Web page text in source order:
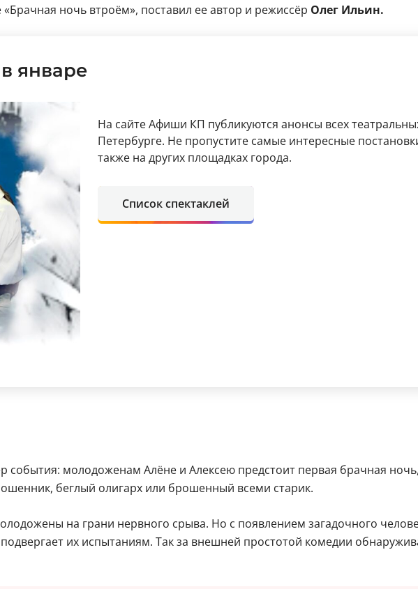
ночь втроём», поставил ее автор и режиссёр Олег Ильин.
январе
На сайте Афиши КП публикуются анонсы всех
Петербурге. Не пропустите самые интересные
также на других площадках города.
Список спектаклей
события: молодоженам Алёне и Алексею предстоит первая брачная
беглый олигарх или брошенный всеми старик.
на грани нервного срыва. Но с появлением загадочного
их испытаниям. Так за внешней простотой комедии